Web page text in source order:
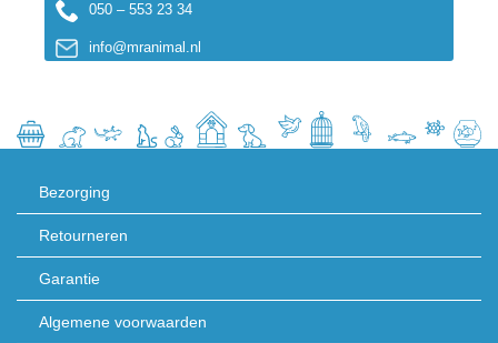
050 – 553 23 34
info@mranimal.nl
Bezorging
Retourneren
Garantie
Algemene voorwaarden